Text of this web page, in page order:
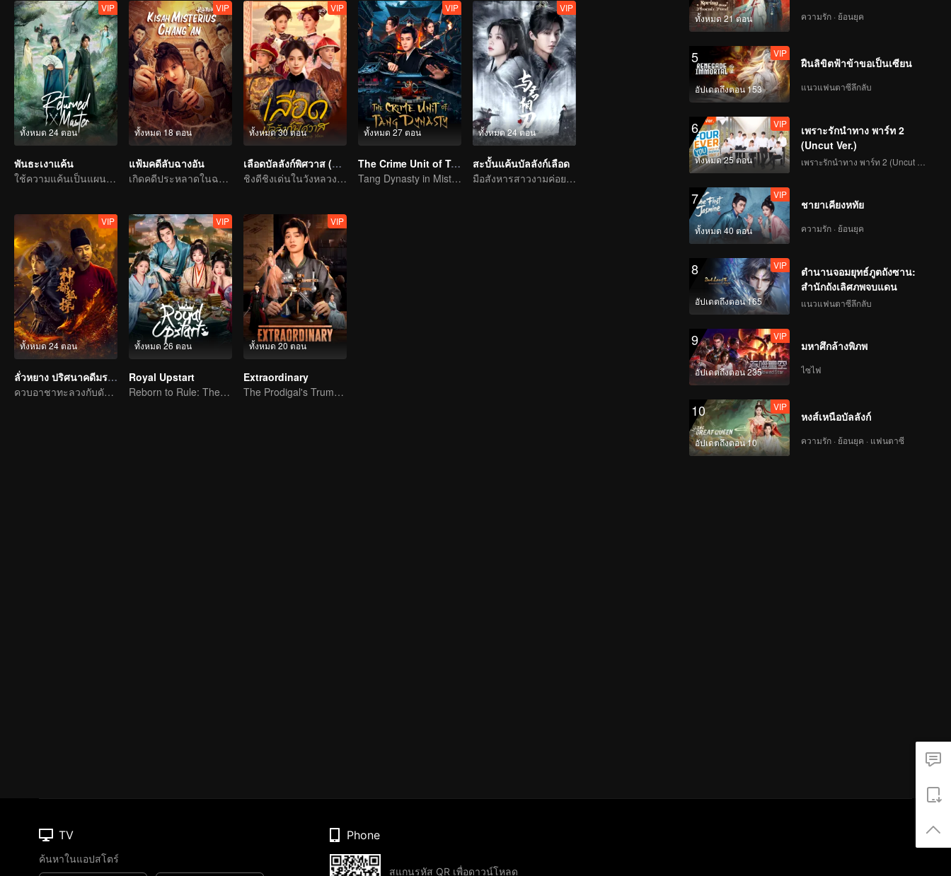
ทั้งหมด 24 ตอน
VIP
พันธะเงาแค้น
ใช้ความแค้นเป็นแผนการ มิตรภาพพันผูก
ทั้งหมด 18 ตอน
VIP
แฟ้มคดีลับฉางอัน
เกิดคดีประหลาดในฉางอันบ่อยครั้ง คนใจกล้าเชิญเข้ามา
ทั้งหมด 30 ตอน
VIP
เลือดบัลลังก์พิศวาส (พากย์ไทย)
ชิงดีชิงเด่นในวังหลวง! สตรีเด็ดเดี่ยวลุกขึ้นสู้
ทั้งหมด 27 ตอน
VIP
The Crime Unit of Tang Dynasty
Tang Dynasty in Mist: Crack the Serial Killings!
ทั้งหมด 24 ตอน
VIP
สะบั้นแค้นบัลลังก์เลือด
มือสังหารสาวงามค่อย ๆ ไล่ล่าองค์ชายแสนรัก
ทั้งหมด 24 ตอน
VIP
ลั่วหยาง ปริศนาคดีมรณะ
ควบอาชาทะลวงกับดัก สืบคดีปริศนาแห่งนครเทพ
ทั้งหมด 26 ตอน
VIP
Royal Upstart
Reborn to Rule: The Ultimate Live-in Son-in-Law
ทั้งหมด 20 ตอน
VIP
Extraordinary
The Prodigal's Trump Card
ทั้งหมด 21 ตอน ความรัก · ย้อนยุค
5
อัปเดตถึงตอน 153
VIP
ฝืนลิขิตฟ้าข้าขอเป็นเซียน
แนวแฟนตาซีลึกลับ
6
ทั้งหมด 25 ตอน
VIP
เพราะรักนำทาง พาร์ท 2
(Uncut Ver.)
7
ทั้งหมด 40 ตอน
VIP
ชายาเคียงหทัย
ความรัก · ย้อนยุค
8
อัปเดตถึงตอน 165
VIP
ตำนานจอมยุทธ์ภูตถังซาน:
สำนักถังเลิศภพจบแดน
แนวแฟนตาซีลึกลับ
9
อัปเดตถึงตอน 235
VIP
มหาศึกล้างพิภพ
ไซไฟ
10
อัปเดตถึงตอน 10
VIP
หงส์เหนือบัลลังก์
ความรัก · ย้อนยุค · แฟนตาซี
TV
ค้นหาในแอปสโตร์
Phone
สแกนรหัส QR เพื่อดาวน์โหลด